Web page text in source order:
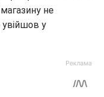
магазину не
увійшов у